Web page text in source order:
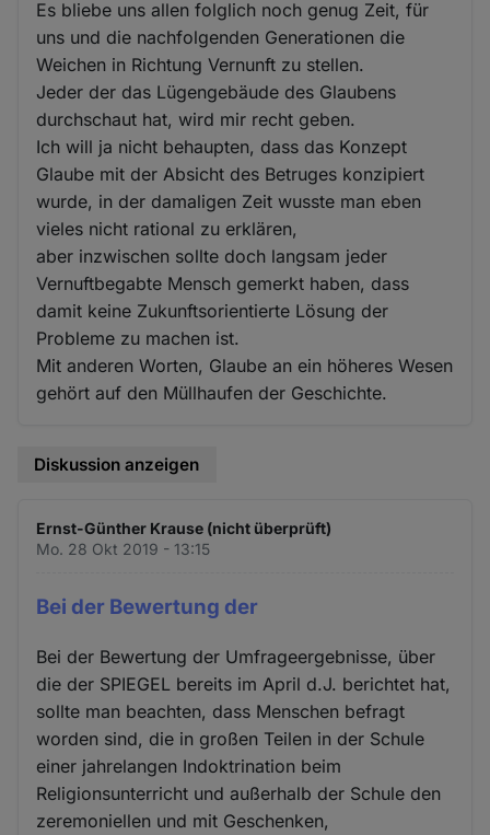
Es bliebe uns allen folglich noch genug Zeit, für
uns und die nachfolgenden Generationen die
Weichen in Richtung Vernunft zu stellen.
Jeder der das Lügengebäude des Glaubens
durchschaut hat, wird mir recht geben.
Ich will ja nicht behaupten, dass das Konzept
Glaube mit der Absicht des Betruges konzipiert
wurde, in der damaligen Zeit wusste man eben
vieles nicht rational zu erklären,
aber inzwischen sollte doch langsam jeder
Vernuftbegabte Mensch gemerkt haben, dass
damit keine Zukunftsorientierte Lösung der
Probleme zu machen ist.
Mit anderen Worten, Glaube an ein höheres Wesen
gehört auf den Müllhaufen der Geschichte.
Diskussion anzeigen
Ernst-Günther Krause (nicht überprüft)
Mo. 28 Okt 2019 - 13:15
Bei der Bewertung der
Bei der Bewertung der Umfrageergebnisse, über
die der SPIEGEL bereits im April d.J. berichtet hat,
sollte man beachten, dass Menschen befragt
worden sind, die in großen Teilen in der Schule
einer jahrelangen Indoktrination beim
Religionsunterricht und außerhalb der Schule den
zeremoniellen und mit Geschenken,